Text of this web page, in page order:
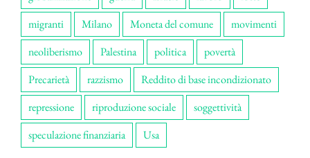
migranti
Milano Moneta del comune
movimenti
neoliberismo
Palestina politica
povertà
Precarietà
razzismo
Reddito di base incondizionato
repressione
riproduzione sociale
soggettività
speculazione finanziaria
Usa